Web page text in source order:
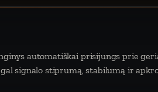
automatiškai prisijungs prie
signalo stiprumą, stabilumą ir